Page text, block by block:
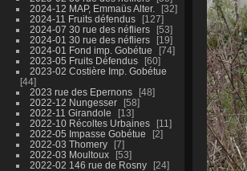
2024-12 MAP, Emmaüs Alter.
32
2024-11 Fruits défendus
127
2024-07 30 rue des néfliers
53
2024-01 30 rue des néfliers
19
2024-01 Fond imp. Gobétue
74
2023-05 Fruits Défendus
60
2023-02 Costière Imp. Gobétue
44
2023 rue des Epernons
48
2022-12 Nungesser
58
2022-11 Girandole
13
2022-10 Récoltes Urbaines
11
2022-05 Impasse Gobétue
2
2022-03 Thomery
7
2022-03 Moultoux
53
2022-02 146 rue de Rosny
24